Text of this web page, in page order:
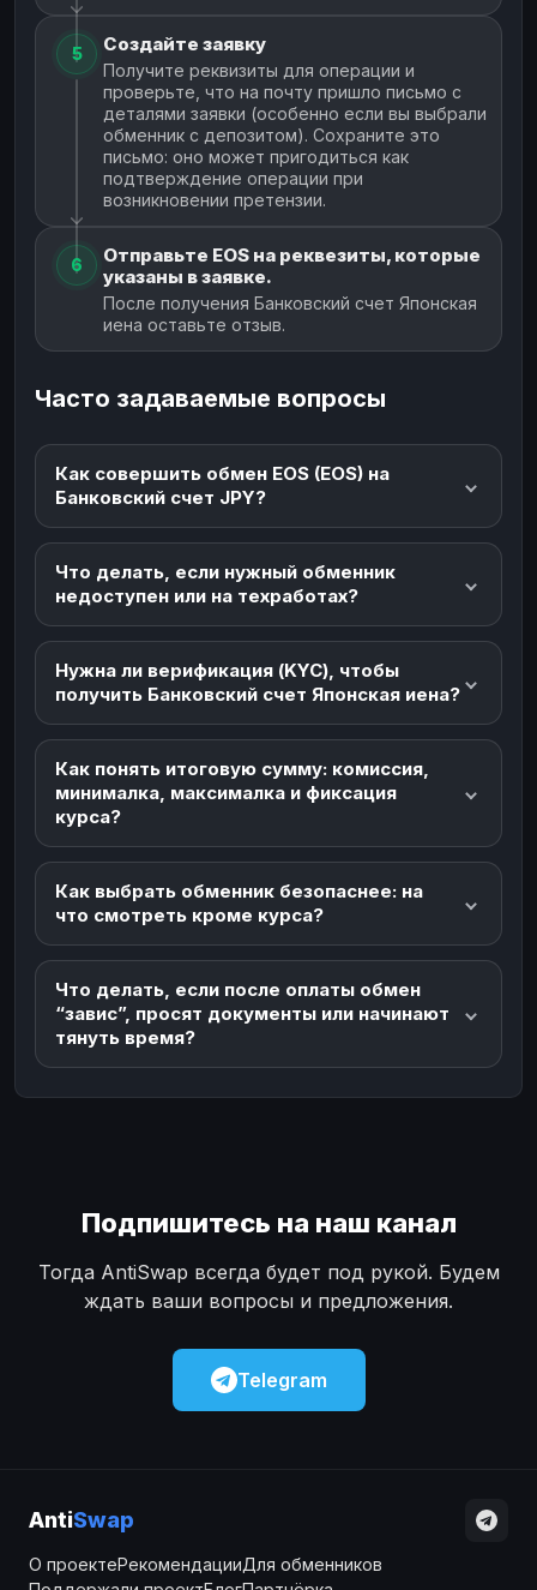
5 Создайте заявку
Получите реквизиты для операции и
проверьте, что на почту пришло письмо с
деталями заявки (особенно если вы выбрали
обменник с депозитом). Сохраните это
письмо: оно может пригодиться как
подтверждение операции при
возникновении претензии.
6
Отправьте EOS на реквезиты, которые
указаны в заявке.
После получения Банковский счет Японская
иена оставьте отзыв.
Часто задаваемые вопросы
Как совершить обмен EOS (EOS) на
Банковский счет JPY?
Что делать, если нужный обменник
недоступен или на техработах?
Нужна ли верификация (KYC), чтобы
получить Банковский счет Японская иена?
Как понять итоговую сумму: комиссия,
минималка, максималка и фиксация
курса?
Как выбрать обменник безопаснее: на
что смотреть кроме курса?
Что делать, если после оплаты обмен
“завис”, просят документы или начинают
тянуть время?
Подпишитесь на наш канал
Тогда AntiSwap всегда будет под рукой. Будем
ждать ваши вопросы и предложения.
Telegram
AntiSwap
О проектеРекомендацииДля обменников